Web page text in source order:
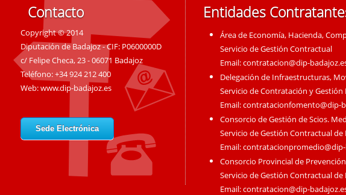
Contacto
Copyright © 2014
Diputación de Badajoz - CIF: P0600000D
c/ Felipe Checa, 23 - 06071 Badajoz
Teléfono: +34 924 212 400
Web:www.dip-badajoz.es
Sede Electrónica
Entidades
Área de Economía, Hacienda,
Servicio de Gestión Contractual
Email:contratacion@dip-
Delegación de Infraestructuras,
Servicio de Contratación y Gestión
Email:contratacionfomento@dip-
Consorcio de Gestión de Scios.
Servicio de Gestión Contractual
Email:
Consorcio Provincial de
Servicio de Gestión Contractual
Email:contratacion@dip-